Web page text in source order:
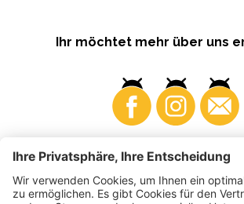
Ihr möchtet mehr über uns
Business